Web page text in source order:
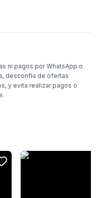
ni pagos por WhatsApp o
desconfía de ofertas
y evita realizar pagos o